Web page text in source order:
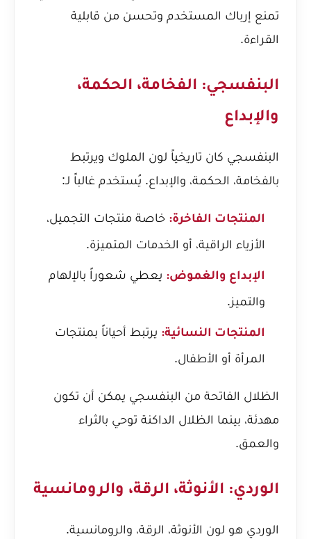
تمنع إرباك المستخدم وتحسن من قابلية
القراءة.
البنفسجي: الفخامة، الحكمة،
والإبداع
البنفسجي كان تاريخياً لون الملوك ويرتبط
بالفخامة، الحكمة، والإبداع. يُستخدم غالباً لـ:
المنتجات الفاخرة: خاصة منتجات التجميل،
الأزياء الراقية، أو الخدمات المتميزة.
الإبداع والغموض: يعطي شعوراً بالإلهام
والتميز.
المنتجات النسائية: يرتبط أحياناً بمنتجات
المرأة أو الأطفال.
الظلال الفاتحة من البنفسجي يمكن أن تكون
مهدئة، بينما الظلال الداكنة توحي بالثراء
والعمق.
الوردي: الأنوثة، الرقة، والرومانسية
الوردي هو لون الأنوثة، الرقة، والرومانسية.